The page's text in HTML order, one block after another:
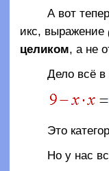
А вот
икс, выражение
целиком, а не
Дело всё в
Это
Но у нас всё